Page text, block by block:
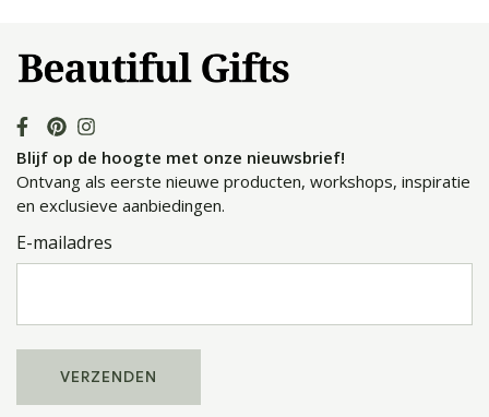
Blijf op de hoogte met onze nieuwsbrief!
Ontvang als eerste nieuwe producten, workshops, inspiratie
en exclusieve aanbiedingen.
E-mailadres